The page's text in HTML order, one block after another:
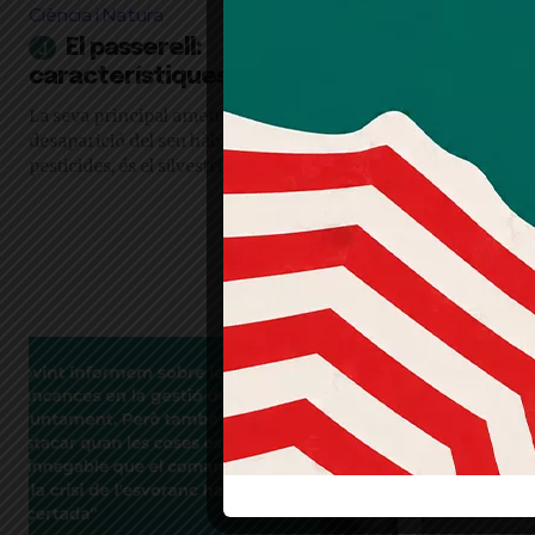
Ciència i Natura
El passerell:
característiques i curiositats
La seva principal amenaça, a més de la
desaparició del seu hàbitat i l'ús de
pesticides, és el silvestrisme
"De la
harmonia a
l’exterior,
com és a
Vilalta